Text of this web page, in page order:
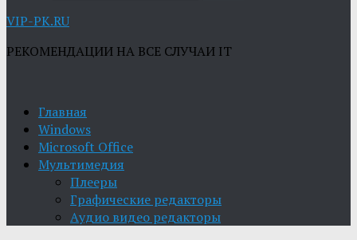
VIP-PK.RU
РЕКОМЕНДАЦИИ НА ВСЕ СЛУЧАИ IT
Главная
Windows
Microsoft Office
Мультимедия
Плееры
Графические редакторы
Aудио видео редакторы